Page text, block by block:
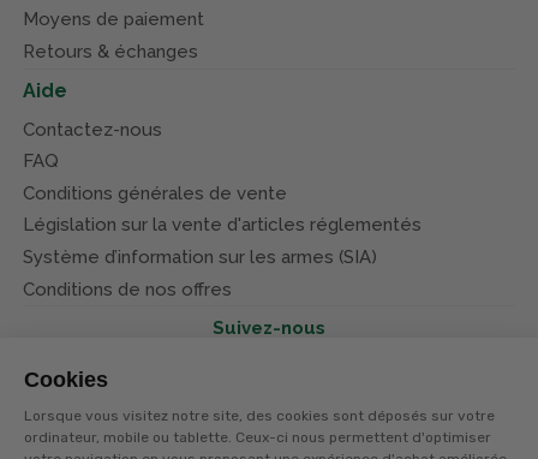
Cookies
Lorsque vous visitez notre site, des cookies sont déposés sur votre
ordinateur, mobile ou tablette. Ceux-ci nous permettent d'optimiser
Moyens de paiement
Retours & échanges
Aide
Contactez-nous
FAQ
Conditions générales de vente
Législation sur la vente d'articles réglementés
Système d’information sur les armes (SIA)
Conditions de nos offres
Suivez-nous